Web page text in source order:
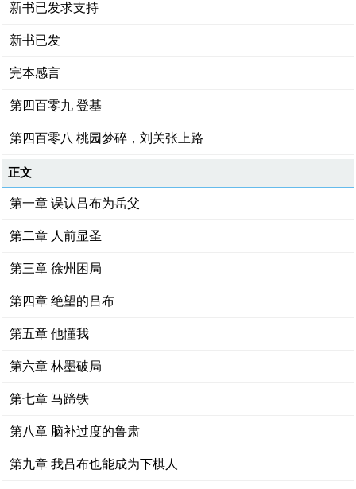
新书已发求支持
新书已发
完本感言
第四百零九 登基
第四百零八 桃园梦碎，刘关张上路
正文
第一章 误认吕布为岳父
第二章 人前显圣
第三章 徐州困局
第四章 绝望的吕布
第五章 他懂我
第六章 林墨破局
第七章 马蹄铁
第八章 脑补过度的鲁肃
第九章 我吕布也能成为下棋人